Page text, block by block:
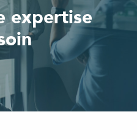
expertise